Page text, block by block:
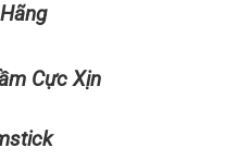
Cực Xịn